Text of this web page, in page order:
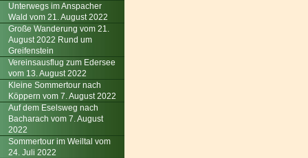
Unterwegs im Anspacher
Wald vom 21. August 2022
Große Wanderung vom 21.
August 2022 Rund um
Greifenstein
Vereinsausflug zum Edersee
vom 13. August 2022
Kleine Sommertour nach
Köppern vom 7. August 2022
Auf dem Eselsweg nach
Bacharach vom 7. August
2022
Sommertour im Weiltal vom
24. Juli 2022